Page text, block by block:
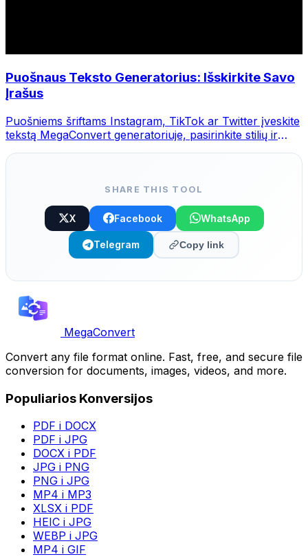
Puošnaus Teksto Generatorius: Išskirkite Savo
Įrašus
Puošniems šriftams Instagram, TikTok ar Twitter įveskite
tekstą MegaConvert generatoriuje, pasirinkite stilių ir
SHARE THIS TOOL
X Facebook WhatsApp
Telegram Copy link
MegaConvert
Convert any file format online. Fast, free, and secure file
conversion for documents, images, videos, and more.
Populiarios Konversijos
PDF i DOCX
PDF i JPG
DOCX i PDF
JPG i PNG
PNG i JPG
MP4 i MP3
XLSX i PDF
HEIC i JPG
WEBP i JPG
MP4 i GIF